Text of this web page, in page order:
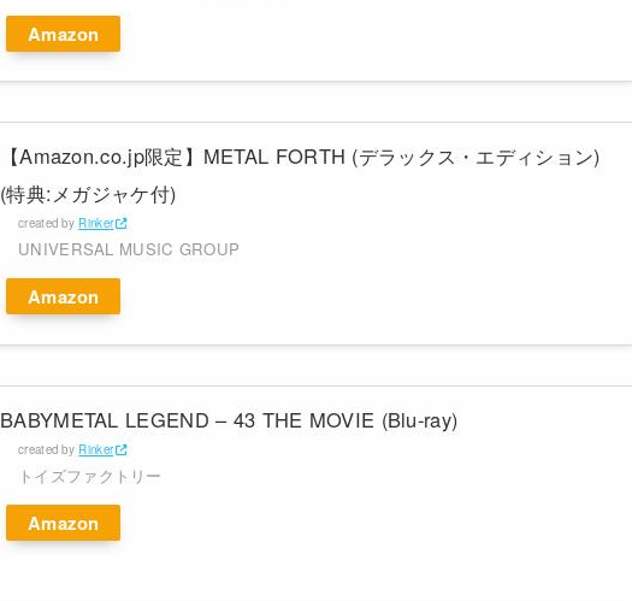
Amazon
【Amazon.co.jp限定】METAL FORTH (デラックス・エディション)
(特典:メガジャケ付)
created by Rinker
UNIVERSAL MUSIC GROUP
Amazon
BABYMETAL LEGEND – 43 THE MOVIE (Blu-ray)
created by Rinker
トイズファクトリー
Amazon